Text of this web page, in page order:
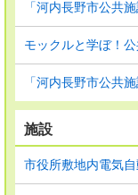
「河内長野市公共
モックルと学ぼ！
「河内長野市公共
施設
市役所敷地内電気